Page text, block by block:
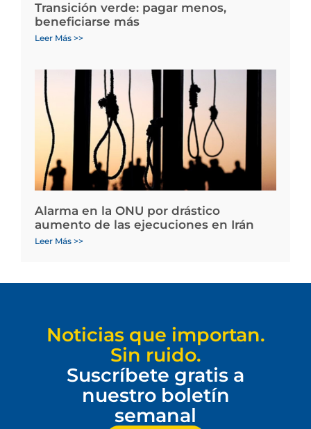
Transición verde: pagar menos,
beneficiarse más
Leer Más >>
Alarma en la ONU por drástico
aumento de las ejecuciones en Irán
Leer Más >>
Noticias que importan.
Sin ruido.
Suscríbete gratis a
nuestro boletín
semanal